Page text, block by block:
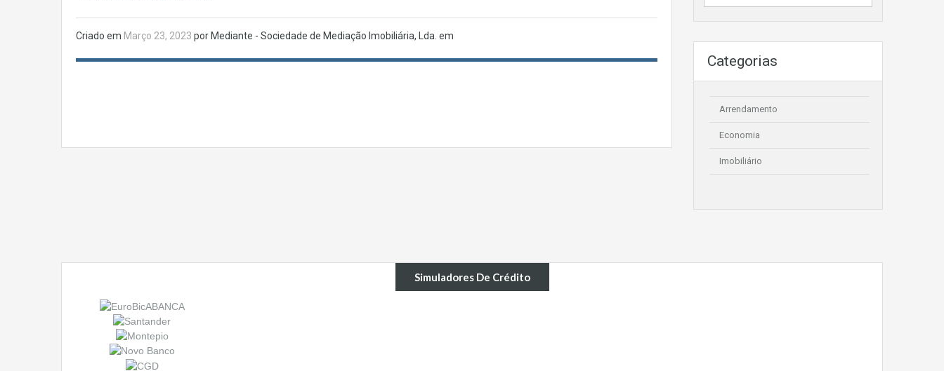
Criado em Março 23, 2023 por Mediante - Sociedade de Mediação Imobiliária, Lda. em
Categorias
Arrendamento
Economia
Imobiliário
Simuladores De Crédito